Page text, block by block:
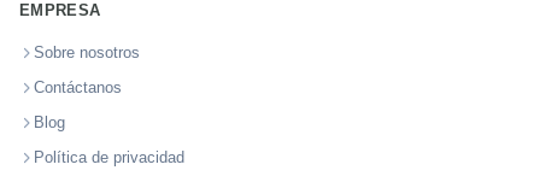
EMPRESA
Sobre nosotros
Contáctanos
Blog
Política de privacidad